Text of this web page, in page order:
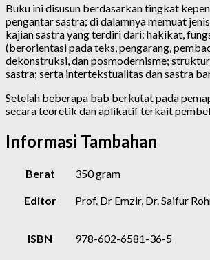
Buku ini disusun berdasarkan tingkat
pengantar sastra; di dalamnya memuat
kajian sastra yang terdiri dari: hakikat,
(berorientasi pada teks, pengarang,
dekonstruksi, dan posmodernisme;
sastra; serta intertekstualitas dan sastra
Setelah beberapa bab berkutat pada
secara teoretik dan aplikatif terkait
Informasi Tambahan
Berat 350 gram
Editor Prof. Dr Emzir, Dr. Saifur
ISBN 978-602-6581-36-5